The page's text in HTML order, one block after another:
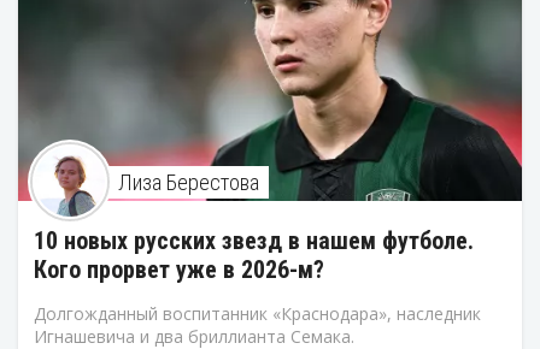
Лиза Берестова
10 новых русских звезд в нашем футболе.
Кого прорвет уже в 2026-м?
Долгожданный воспитанник «Краснодара», наследник
Игнашевича и два бриллианта Семака.